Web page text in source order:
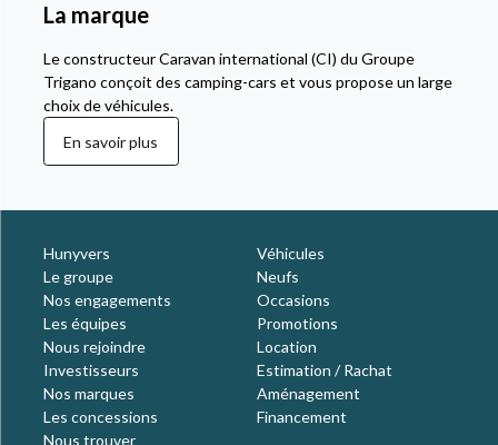
La marque
Le constructeur Caravan international (CI) du Groupe
Trigano conçoit des camping-cars et vous propose un large
choix de véhicules.
En savoir plus
Hunyvers
Le groupe
Nos engagements
Les équipes
Nous rejoindre
Investisseurs
Nos marques
Les concessions
Nous trouver
Véhicules
Neufs
Occasions
Promotions
Location
Estimation / Rachat
Aménagement
Financement